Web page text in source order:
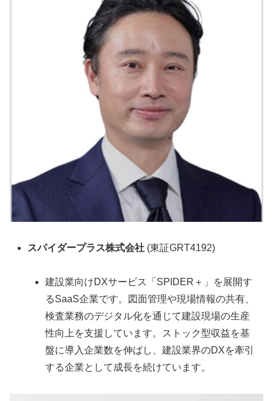
スパイダープラス株式会社 (東証GRT4192)
建設業向けDXサービス「SPIDER＋」を展開す
るSaaS企業です。図面管理や現場情報の共有、
検査業務のデジタル化を通じて建設現場の生産
性向上を支援しています。ストック型収益を基
盤に導入企業数を伸ばし、建設業界のDXを牽引
する企業として成長を続けています。